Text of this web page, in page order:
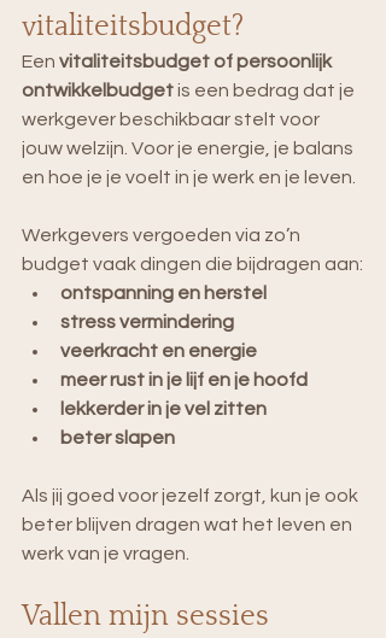
vitaliteitsbudget?
Een vitaliteitsbudget of persoonlijk
ontwikkelbudget is een bedrag dat je
werkgever beschikbaar stelt voor
jouw welzijn. Voor je energie, je balans
en hoe je je voelt in je werk en je leven.
Werkgevers vergoeden via zo’n
budget vaak dingen die bijdragen aan:
ontspanning en herstel
stress vermindering
veerkracht en energie
meer rust in je lijf en je hoofd
lekkerder in je vel zitten
beter slapen
Als jij goed voor jezelf zorgt, kun je ook
beter blijven dragen wat het leven en
werk van je vragen.
Vallen mijn sessies